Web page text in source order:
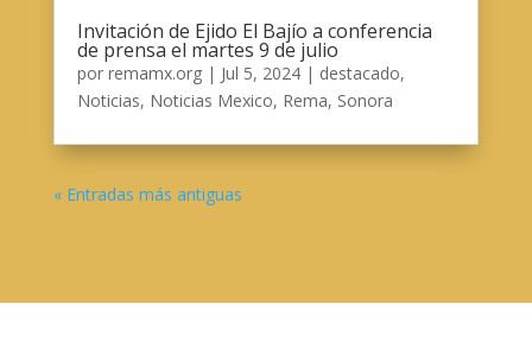
Invitación de Ejido El Bajío a conferencia
de prensa el martes 9 de julio
por remamx.org| Jul 5, 2024| destacado,
Noticias, Noticias Mexico, Rema, Sonora
« Entradas más antiguas